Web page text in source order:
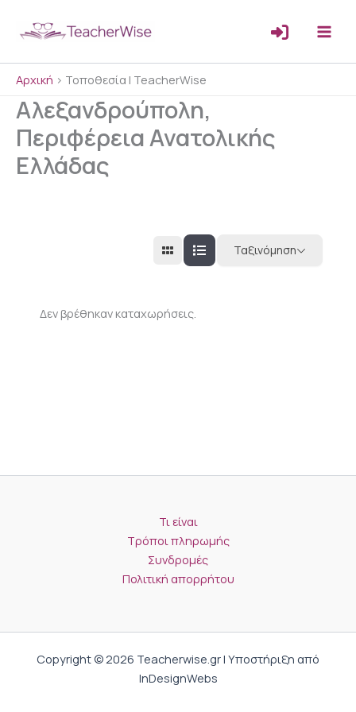
Αρχική > Τοποθεσία | TeacherWise
Αλεξανδρούπολη,
Περιφέρεια Ανατολικής
Ελλάδας
Ταξινόμηση
Δεν βρέθηκαν καταχωρήσεις.
Τι είναι
Τρόποι πληρωμής
Συνδρομές
Πολιτική απορρήτου
Copyright © 2026 Teacherwise.gr | Υποστήριξη από
InDesignWebs